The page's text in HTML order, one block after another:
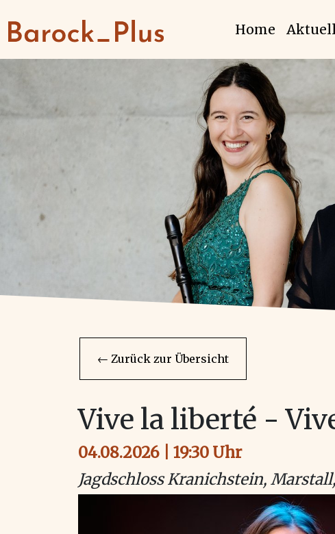
Home
← Zurück zur Übersicht
Vive la liberté -
04.08.2026 | 19:30 Uhr
Jagdschloss Kranichstein,